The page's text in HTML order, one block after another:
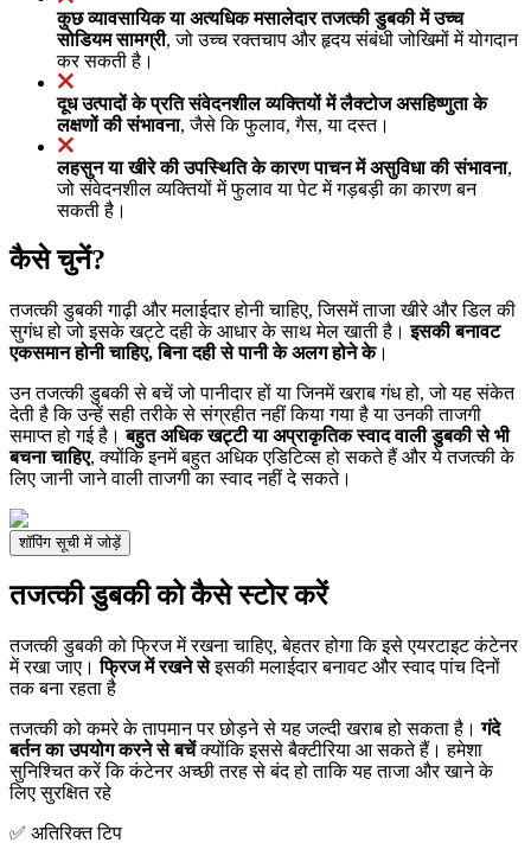
कुछ व्यावसायिक या अत्यधिक मसालेदार तजत्की डुबकी में उच्च
सोडियम सामग्री, जो उच्च रक्तचाप और हृदय संबंधी जोखिमों में योगदान
कर सकती है।
दूध उत्पादों के प्रति संवेदनशील व्यक्तियों में लैक्टोज असहिष्णुता के
लक्षणों की संभावना, जैसे कि फुलाव, गैस, या दस्त।
लहसुन या खीरे की उपस्थिति के कारण पाचन में असुविधा की संभावना,
जो संवेदनशील व्यक्तियों में फुलाव या पेट में गड़बड़ी का कारण बन
सकती है।
कैसे चुनें?
तजत्की डुबकी गाढ़ी और मलाईदार होनी चाहिए, जिसमें ताजा खीरे और डिल की
सुगंध हो जो इसके खट्टे दही के आधार के साथ मेल खाती है।इसकी बनावट
एकसमान होनी चाहिए, बिना दही से पानी के अलग होने के।
उन तजत्की डुबकी से बचें जो पानीदार हों या जिनमें खराब गंध हो, जो यह संकेत
देती है कि उन्हें सही तरीके से संग्रहीत नहीं किया गया है या उनकी ताजगी
समाप्त हो गई है।बहुत अधिक खट्टी या अप्राकृतिक स्वाद वाली डुबकी से भी
बचना चाहिए, क्योंकि इनमें बहुत अधिक एडिटिव्स हो सकते हैं और ये तजत्की के
लिए जानी जाने वाली ताजगी का स्वाद नहीं दे सकते।
शॉपिंग सूची में जोड़ें
तजत्की डुबकी को कैसे स्टोर करें
तजत्की डुबकी को फ्रिज में रखना चाहिए, बेहतर होगा कि इसे एयरटाइट कंटेनर
में रखा जाए।फ्रिज में रखने सेइसकी मलाईदार बनावट और स्वाद पांच दिनों
तक बना रहता है
तजत्की को कमरे के तापमान पर छोड़ने से यह जल्दी खराब हो सकता है।गंदे
बर्तन का उपयोग करने से बचेंक्योंकि इससे बैक्टीरिया आ सकते हैं। हमेशा
सुनिश्चित करें कि कंटेनर अच्छी तरह से बंद हो ताकि यह ताजा और खाने के
लिए सुरक्षित रहे
✅ अतिरिक्त टिप